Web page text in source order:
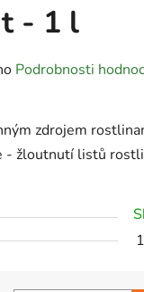
- 1 l
Podrobnosti
zdrojem
- žloutnutí listů